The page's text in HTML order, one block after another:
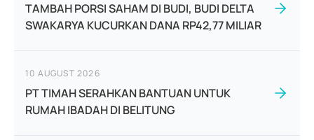
TAMBAH PORSI SAHAM DI BUDI, BUDI DELTA
SWAKARYA KUCURKAN DANA RP42,77 MILIAR
10 AUGUST 2026
PT TIMAH SERAHKAN BANTUAN UNTUK
RUMAH IBADAH DI BELITUNG